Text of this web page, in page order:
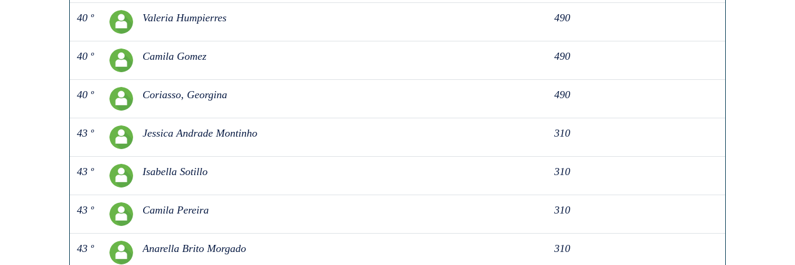
40 º Valeria Humpierres 490
40 º Camila Gomez 490
40 º Coriasso, Georgina 490
43 º Jessica Andrade Montinho 310
43 º Isabella Sotillo 310
43 º Camila Pereira 310
43 º Anarella Brito Morgado 310